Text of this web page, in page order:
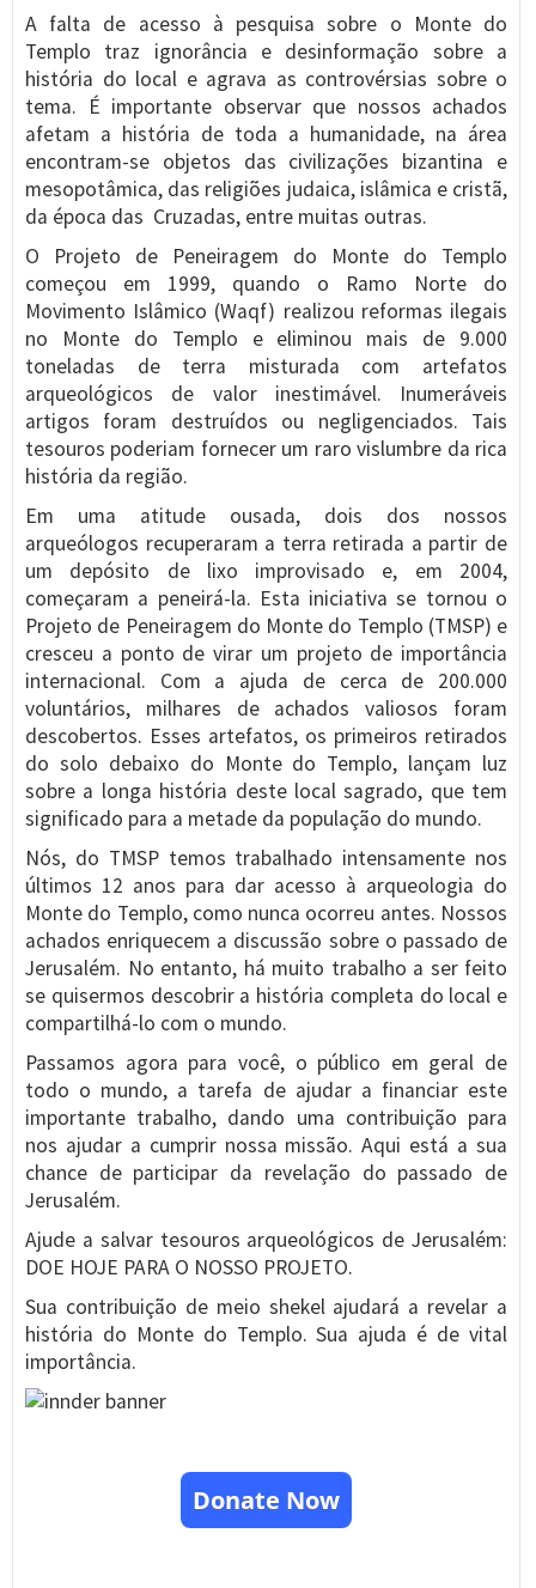
A falta de acesso à pesquisa sobre o Monte do
Templo traz ignorância e desinformação sobre a
história do local e agrava as controvérsias sobre o
tema. É importante observar que nossos achados
afetam a história de toda a humanidade, na área
encontram-se objetos das civilizações bizantina e
mesopotâmica, das religiões judaica, islâmica e cristã,
da época das Cruzadas, entre muitas outras.
O Projeto de Peneiragem do Monte do Templo
começou em 1999, quando o Ramo Norte do
Movimento Islâmico (Waqf) realizou reformas ilegais
no Monte do Templo e eliminou mais de 9.000
toneladas de terra misturada com artefatos
arqueológicos de valor inestimável. Inumeráveis
artigos foram destruídos ou negligenciados. Tais
tesouros poderiam fornecer um raro vislumbre da rica
história da região.
Em uma atitude ousada, dois dos nossos
arqueólogos recuperaram a terra retirada a partir de
um depósito de lixo improvisado e, em 2004,
começaram a peneirá-la. Esta iniciativa se tornou o
Projeto de Peneiragem do Monte do Templo (TMSP) e
cresceu a ponto de virar um projeto de importância
internacional. Com a ajuda de cerca de 200.000
voluntários, milhares de achados valiosos foram
descobertos. Esses artefatos, os primeiros retirados
do solo debaixo do Monte do Templo, lançam luz
sobre a longa história deste local sagrado, que tem
significado para a metade da população do mundo.
Nós, do TMSP temos trabalhado intensamente nos
últimos 12 anos para dar acesso à arqueologia do
Monte do Templo, como nunca ocorreu antes. Nossos
achados enriquecem a discussão sobre o passado de
Jerusalém. No entanto, há muito trabalho a ser feito
se quisermos descobrir a história completa do local e
compartilhá-lo com o mundo.
Passamos agora para você, o público em geral de
todo o mundo, a tarefa de ajudar a financiar este
importante trabalho, dando uma contribuição para
nos ajudar a cumprir nossa missão. Aqui está a sua
chance de participar da revelação do passado de
Jerusalém.
Ajude a salvar tesouros arqueológicos de Jerusalém:
DOE HOJE PARA O NOSSO PROJETO.
Sua contribuição de meio shekel ajudará a revelar a
história do Monte do Templo. Sua ajuda é de vital
importância.
Donate Now